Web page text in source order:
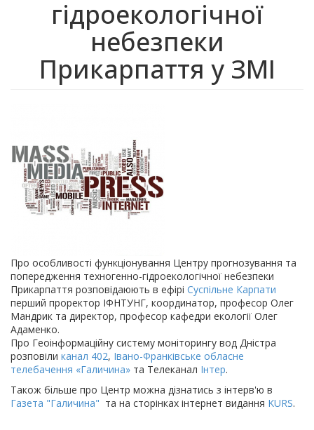
гідроекологічної
небезпеки
Прикарпаття у ЗМІ
Про особливості функціонування Центру прогнозування та
попередження техногенно-гідроекологічної небезпеки
Прикарпаття розповідаюють в ефірі Суспільне Карпати
перший проректор ІФНТУНГ, координатор, професор Олег
Мандрик та директор, професор кафедри екології Олег
Адаменко.
Про Геоінформаційну систему моніторингу вод Дністра
розповіли канал 402, Івано-Франківське обласне
телебачення «Галичина» та Телеканал Інтер.
Також більше про Центр можна дізнатись з інтерв'ю в
Газета "Галичина" та на сторінках інтернет видання KURS.